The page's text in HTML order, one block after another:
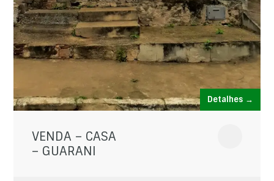
Detalhes →
VENDA – CASA
– GUARANI